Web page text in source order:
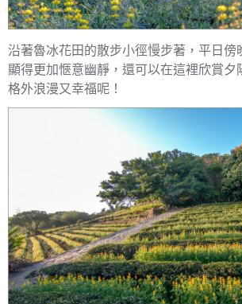
沿著魯冰花田的散步小徑慢步著，平日傍
顯得更加愜意幽靜，還可以在這裡欣賞夕
格外浪漫又幸福呢！